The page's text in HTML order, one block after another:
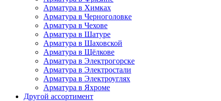
Арматура в Химках
Арматура в Черноголовке
Арматура в Чехове
Арматура в Шатуре
Арматура в Шаховской
Арматура в Щёлкове
Арматура в Электрогорске
Арматура в Электростали
Арматура в Электроуглях
Арматура в Яхроме
Другой ассортимент